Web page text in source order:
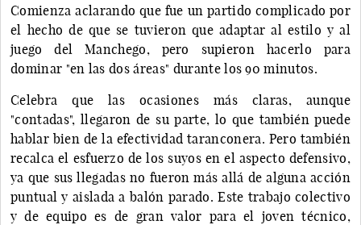
Comienza aclarando que fue un partido complicado por
el hecho de que se tuvieron que adaptar al estilo y al
juego del Manchego, pero supieron hacerlo para
dominar "en las dos áreas" durante los 90 minutos.
Celebra que las ocasiones más claras, aunque
"contadas", llegaron de su parte, lo que también puede
hablar bien de la efectividad taranconera. Pero también
recalca el esfuerzo de los suyos en el aspecto defensivo,
ya que sus llegadas no fueron más allá de alguna acción
puntual y aislada a balón parado. Este trabajo colectivo
y de equipo es de gran valor para el joven técnico,